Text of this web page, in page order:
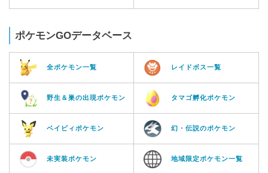
ポケモンGOデータベース
全ポケモン一覧 レイドボス一覧
野生＆巣の出現ポケモン タマゴ孵化ポケモン
ベイビィポケモン 幻・伝説のポケモン
未実装ポケモン 地域限定ポケモン一覧